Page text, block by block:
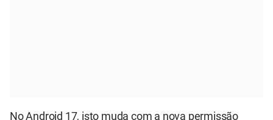
No Android 17, isto muda com a nova permissão